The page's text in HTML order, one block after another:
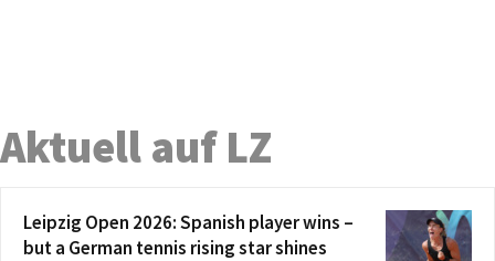
Aktuell auf LZ
Leipzig Open 2026: Spanish player wins –
but a German tennis rising star shines